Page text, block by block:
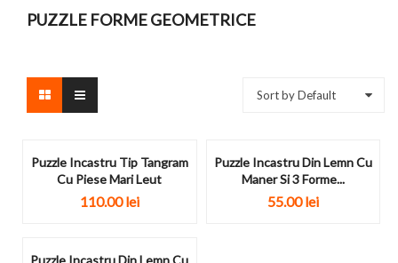
PUZZLE FORME GEOMETRICE
Sort by Default
Puzzle Incastru Tip Tangram
Cu Piese Mari Leut
110.00lei
Puzzle Incastru Din Lemn Cu
Maner Si 3 Forme...
55.00lei